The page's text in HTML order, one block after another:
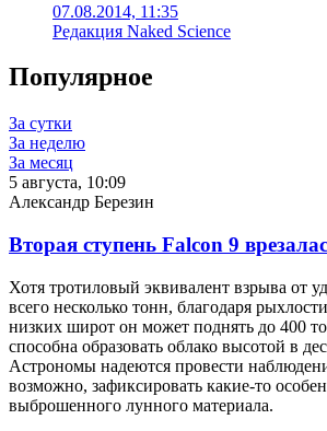
07.08.2014, 11:35
Редакция Naked Science
Популярное
За сутки
За неделю
За месяц
5 августа, 10:09
Александр Березин
Вторая ступень Falcon 9
Хотя тротиловый эквивалент взрыва от
всего несколько тонн, благодаря
низких широт он может поднять до 400
способна образовать облако высотой в
Астрономы надеются провести
возможно, зафиксировать какие-то
выброшенного лунного материала.